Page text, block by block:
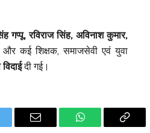
गप्पू, रविराज सिंह, अविनाश कुमार,
और कई शिक्षक, समाजसेवी एवं युवा
दी गई।
Email WhatsAppCopy